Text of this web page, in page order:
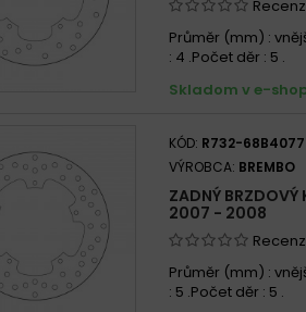
Průměr (mm) :
: 4 .Počet děr : 5 .
Skladom v e-
KÓD: R732-
VÝROBCA: BREMBO
ZADNÝ
2007 - 2008
Průměr (mm) :
: 5 .Počet děr : 5 .